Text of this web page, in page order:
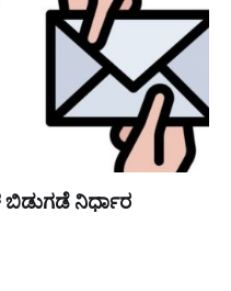
ಬಿಡುಗಡೆ ನಿರ್ಧಾರ